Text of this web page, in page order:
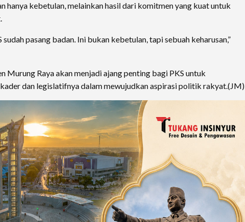
hanya kebetulan, melainkan hasil dari komitmen yang kuat untuk
sudah pasang badan. Ini bukan kebetulan, tapi sebuah keharusan,”
Murung Raya akan menjadi ajang penting bagi PKS untuk
dan legislatifnya dalam mewujudkan aspirasi politik rakyat.(JM)